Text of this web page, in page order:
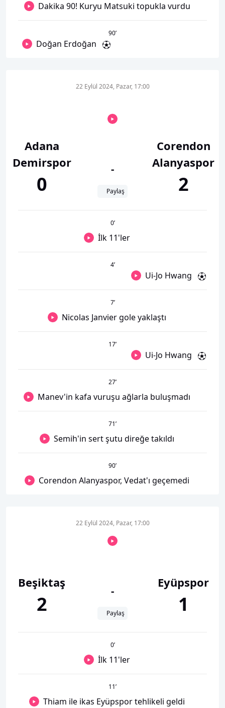
Dakika 90! Kuryu Matsuki topukla vurdu
90’
Doğan Erdoğan
Adana
Demirspor
0
22 Eylül 2024, Pazar, 17:00
-
Paylaş
Corendon
Alanyaspor
2
0’
İlk 11'ler
4’
Ui-Jo Hwang
7’
Nicolas Janvier gole yaklaştı
17’
Ui-Jo Hwang
27’
Manev'in kafa vuruşu ağlarla buluşmadı
71’
Semih'in sert şutu direğe takıldı
90’
Corendon Alanyaspor, Vedat'ı geçemedi
Beşiktaş
2
22 Eylül 2024, Pazar, 17:00
-
Paylaş
Eyüpspor
1
0’
İlk 11'ler
11’
Thiam ile ikas Eyüpspor tehlikeli geldi